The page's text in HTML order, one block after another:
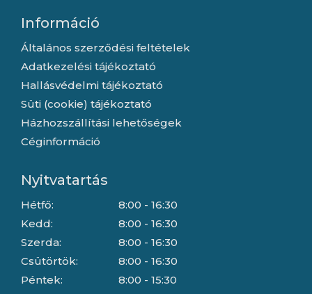
Információ
Általános szerződési feltételek
Adatkezelési tájékoztató
Hallásvédelmi tájékoztató
Süti (cookie) tájékoztató
Házhozszállítási lehetőségek
Céginformáció
Nyitvatartás
Hétfő:
Kedd:
Szerda:
Csütörtök:
Péntek:
8:00 - 16:30
8:00 - 16:30
8:00 - 16:30
8:00 - 16:30
8:00 - 15:30